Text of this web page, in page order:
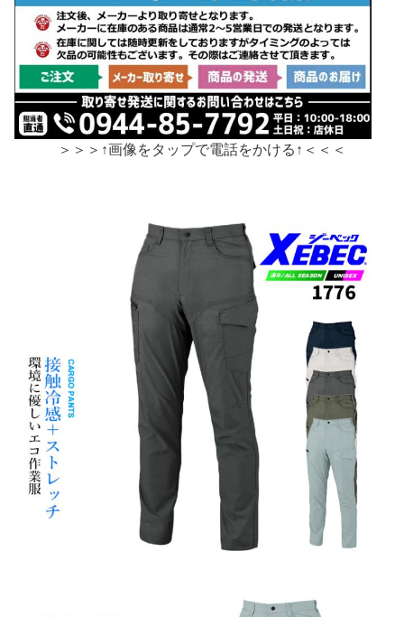
＞＞＞↑画像をタップで電話をかける↑＜＜＜